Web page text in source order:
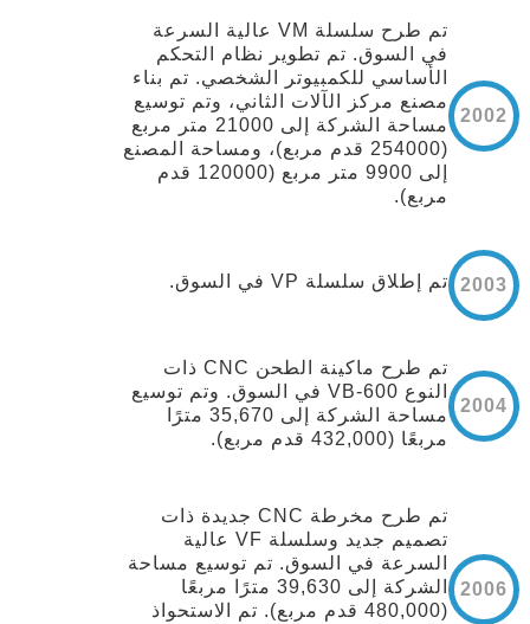
2002
تم طرح سلسلة VM عالية السرعة
في السوق. تم تطوير نظام التحكم
الأساسي للكمبيوتر الشخصي. تم بناء
مصنع مركز الآلات الثاني، وتم توسيع
مساحة الشركة إلى 21000 متر مربع
(254000 قدم مربع)، ومساحة المصنع
إلى 9900 متر مربع (120000 قدم
مربع).
2003 تم إطلاق سلسلة VP في السوق.
2004
تم طرح ماكينة الطحن CNC ذات
النوع VB-600 في السوق. وتم توسيع
مساحة الشركة إلى 35,670 مترًا
مربعًا (432,000 قدم مربع).
2006
تم طرح مخرطة CNC جديدة ذات
تصميم جديد وسلسلة VF عالية
السرعة في السوق. تم توسيع مساحة
الشركة إلى 39,630 مترًا مربعًا
(480,000 قدم مربع). تم الاستحواذ